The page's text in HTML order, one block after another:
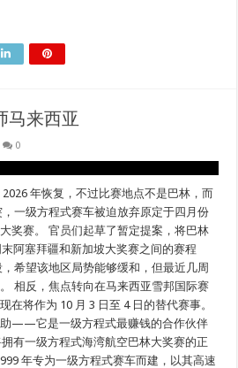
马来西亚
0
年恢复，不过比赛地点不是巴林，而
一级方程式赛车被迫放弃原定于四月份
奖赛。 官员们起草了暂定提案，将巴林
阿塞拜疆和新加坡大奖赛之间的赛程
希望该地区局势能够缓和，但最近几周
相反，焦点转向在马来西亚雪邦国际赛
在将作为 10 月 3 日至 4 日的替代赛事。
——它是一级方程式最赚钱的合作伙伴
有一级方程式海湾航空巴林大奖赛的正
年专为一级方程式赛车而建，以其高速